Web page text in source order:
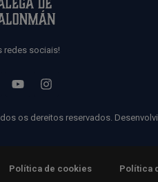
redes sociais!
os dereitos reservados.
Política de cookies Política